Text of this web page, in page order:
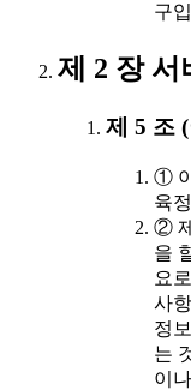
구
제 2 장 서
제 5 조
①
육
②
을
요
사
정
는
이